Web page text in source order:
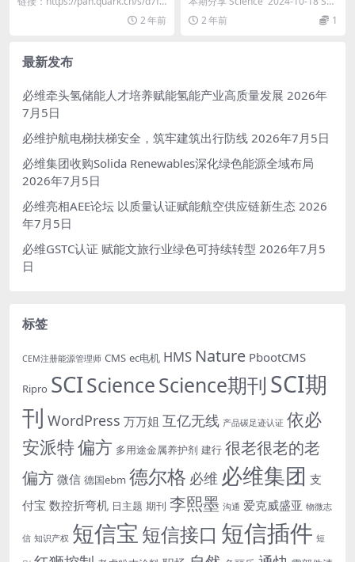
2 年前
无水印PDF 原版外刊
期刊《Science》科...
2 年前 1
最新发布
必维牵头氢储能人才培养赋能氢能产业高质量发展 2026年
7月5日
必维护航电梯扶梯安全，筑牢建筑出行防线 2026年7月5日
必维集团收购Solida Renewables深化绿色能源全域布局
2026年7月5日
必维亮相AEE论坛 以质量认证赋能航空供应链新生态 2026
年7月5日
必维GSTC认证 赋能文旅行业绿色可持续转型 2026年7月5
日
标签
CEM注册能源管理师 CMS ec电机 HMS Nature PbootCMS
Ripro SCIScienceScience期刊 SCI期
刊 WordPress 万万姐 互亿无线 产品碳足迹认证 依必
安派特偏方 多用途金属养护剂 建行 很老很老的老
偏方 微信 德国ebm 德尔格 必维 必维集团 支
付宝 数控折弯机 日主题 期刊 李熙墨 沟通 爱克威盛亚 物微志
信 知识产权 短信宝 短信接口 短信插件 短